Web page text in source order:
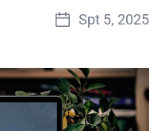
Spt 5, 2025